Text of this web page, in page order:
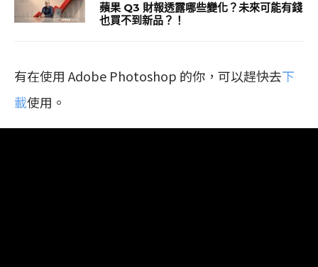
蘋果 Q3 財報透露哪些變化？未來可能有錢
也買不到新品？！
有在使用 Adobe Photoshop 的你，可以趕快去下
載使用。